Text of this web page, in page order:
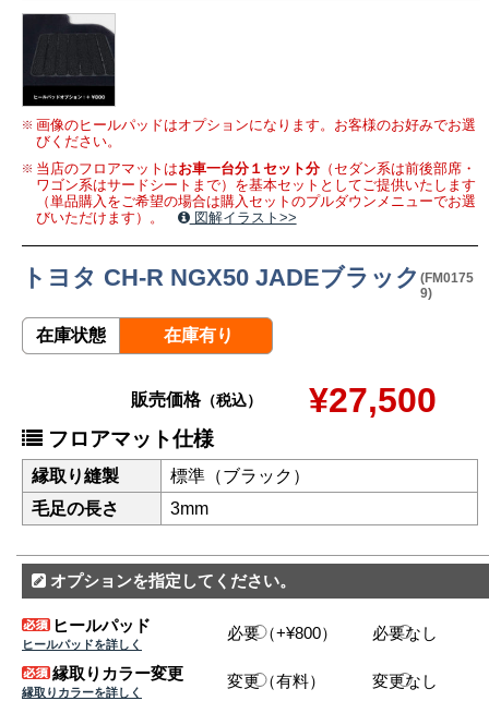
画像のヒールパッドはオプションになります。お客様のお好みでお選
びください。
当店のフロアマットはお車一台分１セット分（セダン系は前後部席・
ワゴン系はサードシートまで）を基本セットとしてご提供いたします
（単品購入をご希望の場合は購入セットのプルダウンメニューでお選
びいただけます）。
図解イラスト>>
トヨタ CH-R NGX50 JADEブラック (FM0175
9)
在庫状態 在庫有り
販売価格（税込） ¥27,500
フロアマット仕様
縁取り縫製
標準（ブラック）
毛足の長さ
3mm
オプションを指定してください。
ヒールパッド
ヒールパッドを詳しく
必要（+¥800） 必要なし
縁取りカラー変更
縁取りカラーを詳しく
変更（有料） 変更なし